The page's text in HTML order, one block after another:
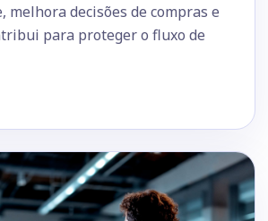
melhora decisões de compras e
para proteger o fluxo de